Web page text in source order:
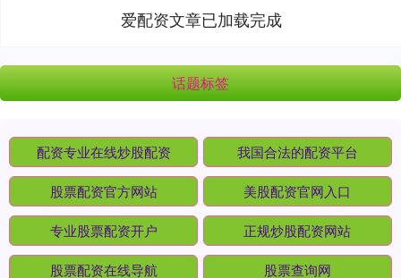
爱配资文章已加载完成
话题标签
配资专业在线炒股配资 我国合法的配资平台
股票配资官方网站 美股配资官网入口
专业股票配资开户 正规炒股配资网站
股票配资在线导航 股票查询网